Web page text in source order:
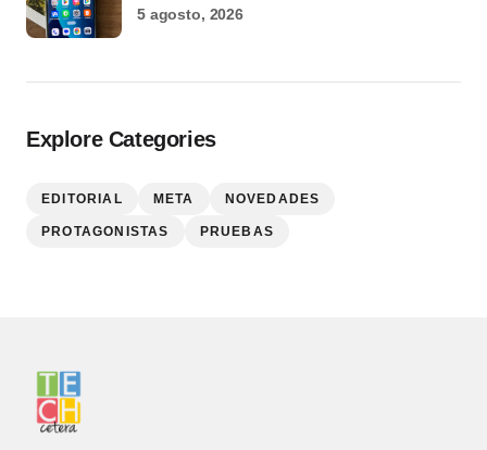
5 agosto, 2026
Explore Categories
EDITORIAL META NOVEDADES
PROTAGONISTAS PRUEBAS